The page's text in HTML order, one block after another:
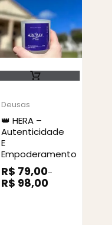
Deusas
👑 HERA –
Autenticidade
E
Empoderamento
R$ 79,00–
R$ 98,00